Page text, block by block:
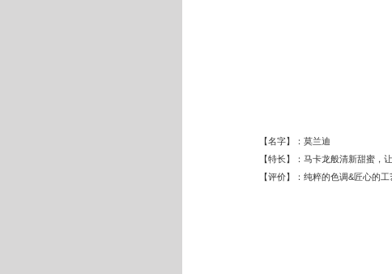
【名字】：莫兰迪
【特长】：马卡龙般清新甜蜜，
【评价】：纯粹的色调&匠心的